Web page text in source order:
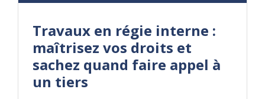
Travaux en régie interne :
maîtrisez vos droits et
sachez quand faire appel à
un tiers